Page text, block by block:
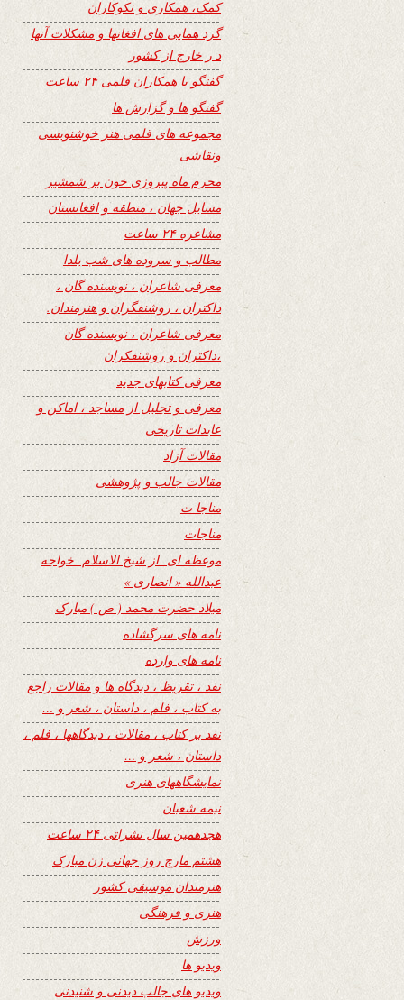
کمک، همکاری و نکوکاران
گرد همایی های افغانها و مشکلات آنها
د ر خارج از کشور
گفتگو با همکاران قلمی ۲۴ ساعت
گفتگو ها و گزارش ها
مجموعه های قلمی هنر خوشنویسی
ونقاشی
محرم ماه پیروزی خون بر شمشیر
مسایل جهان ، منطقه و افغانستان
مشاعره ۲۴ ساعت
مطالب و سروده های شب یلدا
معرفی شاعران ، نویسنده گان ،
داکتران ، روشنفگران و هنرمندان.
معرفی شاعران ، نویسنده گان
،داکتران و روشنفکران
معرفی کتابهای جدید
معرفی و تجلیل از مساجد ، اماکن و
عابدات تاریخی
مقالات آزاد
مقالات جالب و پژوهشی
مناجا ت
مناجات
موعظه ای از شیخ الاسلام خواجه
عبدالله « انصاری »
میلاد حضرت محمد ( ص ) مبارک
نامه های سرگشاده
نامه های وارده
نفد ، تقریظ ، دیدگاه ها و مقالات راجع
به کتاب ، فلم ، داستان ، شعر و …
نفد بر کتاب ، مقالات ، دیدگاهها ، فلم ،
داستان ، شعر و …
نمایشگاههای هنری
نیمه شعبان
هجدهمین سال نشراتی ۲۴ ساعت
هشتم مارچ روز جهانی زن مبارک
هنرمندان موسیقی کشور
هنری و فرهنگی
ورزش
ویدیو ها
ویدیو های جالب دیدنی و شنیدنی